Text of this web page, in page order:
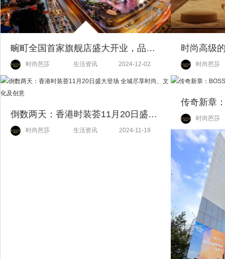
畹町全国首家旗舰店盛大开业，品牌开启多元文化社交空间探索
时尚芭莎 生活资讯 2024-12-02 时尚芭莎
倒数两天：香港时装荟11月20日盛大登场 全城尽享时尚、文化及创意
时尚芭莎 生活资讯 2024-11-19
传奇新章
时尚芭莎